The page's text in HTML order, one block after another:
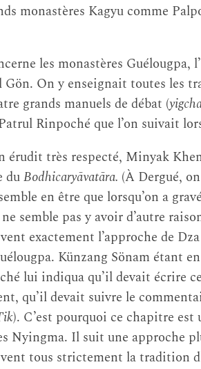
monastères Kagyu comme
les monastères
Gön. On y enseignait toutes les
grands manuels de débat (
Rinpoché que l’on suivait
érudit très respecté, Minyak
duBodhicaryāvatāra. (À Dergué,
en être que lorsqu’on a
semble pas y avoir d’autre
exactement l’approche de
Künzang Sönam étant
lui indiqua qu’il devait écrire
qu’il devait suivre le
). C’est pourquoi ce chapitre
Nyingma. Il suit une approche
tous strictement la tradition